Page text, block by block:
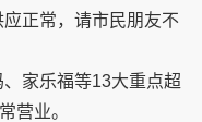
正常，请市民朋友不
家乐福等13大重点超
营业。